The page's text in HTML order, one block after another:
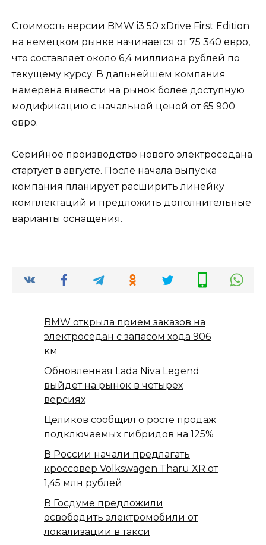
Стоимость версии BMW i3 50 xDrive First Edition
на немецком рынке начинается от 75 340 евро,
что составляет около 6,4 миллиона рублей по
текущему курсу. В дальнейшем компания
намерена вывести на рынок более доступную
модификацию с начальной ценой от 65 900
евро.
Серийное производство нового электроседана
стартует в августе. После начала выпуска
компания планирует расширить линейку
комплектаций и предложить дополнительные
варианты оснащения.
BMW открыла прием заказов на
электроседан с запасом хода 906
км
Обновленная Lada Niva Legend
выйдет на рынок в четырех
версиях
Целиков сообщил о росте продаж
подключаемых гибридов на 125%
В России начали предлагать
кроссовер Volkswagen Tharu XR от
1,45 млн рублей
В Госдуме предложили
освободить электромобили от
локализации в такси